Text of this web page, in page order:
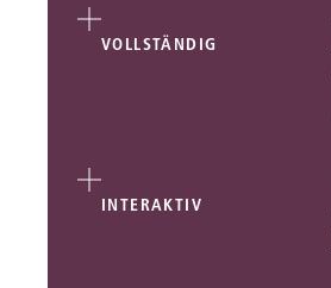
VOLLSTÄNDIG
INTERAKTIV